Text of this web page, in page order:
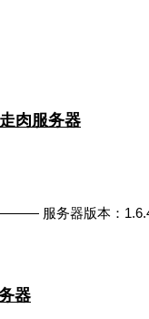
肉服务器
服务器版本：
器